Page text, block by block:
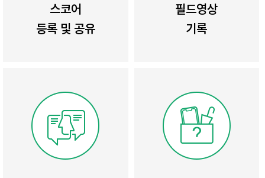
스코어
등록 및 공유
필드영상
기록